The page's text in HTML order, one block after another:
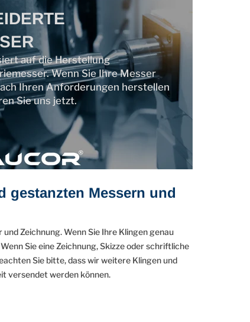
auf die Herstellung
Wenn Sie Ihre Messer
Ihren Anforderungen herstellen
Sie uns jetzt.
gestanzten Messern und
Zeichnung. Wenn Sie Ihre Klingen genau
Sie eine Zeichnung, Skizze oder schriftliche
Sie bitte, dass wir weitere Klingen und
versendet werden können.